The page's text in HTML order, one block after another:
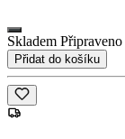
Skladem
Přidat do košíku